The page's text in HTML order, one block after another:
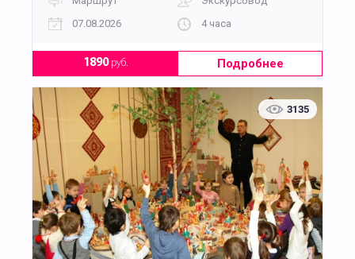
07.08.2026
4 часа
1890руб. Подробнее
3135